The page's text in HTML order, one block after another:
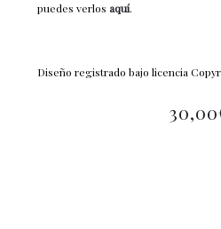
puedes verlos aquí.
Diseño registrado bajo licencia
30,00